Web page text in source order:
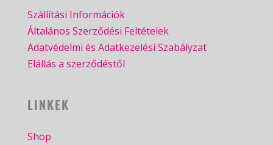
Szállítási Információk
Általános Szerződési Feltételek
Adatvédelmi és Adatkezelési Szabályzat
Elállás a szerződéstől
LINKEK
Shop